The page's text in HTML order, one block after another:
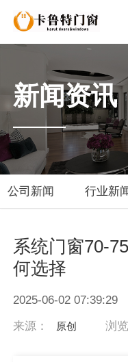
新闻资讯
公司新闻 行业新
系统门窗70-
何选择
2025-06-02 07:39:29
来源： 原创 浏